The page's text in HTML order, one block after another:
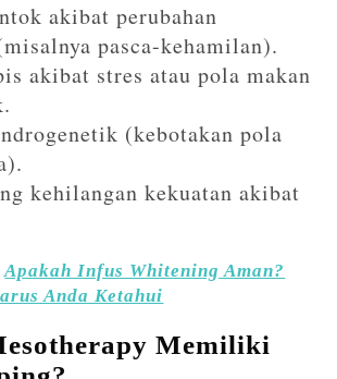
akibat perubahan
pasca-kehamilan).
akibat stres atau pola makan
(kebotakan pola
kehilangan kekuatan akibat
Apakah Infus Whitening Aman?
Anda Ketahui
Memiliki